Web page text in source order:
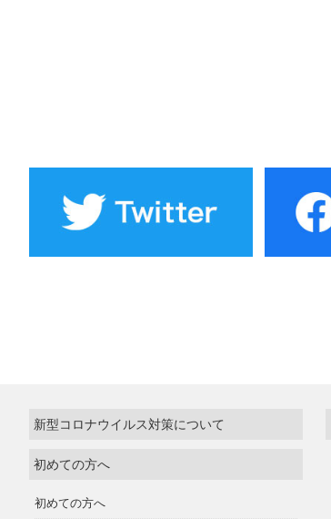
新型コロナウイルス対策について
初めての方へ
初めての方へ